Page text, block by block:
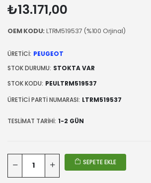
₺13.171,00
OEM KODU:LTRM519537 (%100 Orjinal)
ÜRETICI: PEUGEOT
STOK DURUMU: STOKTA VAR
STOK KODU: PEULTRM519537
ÜRETICI PARTI NUMARASI: LTRM519537
TESLIMAT TARIHI: 1-2 GÜN
SEPETE EKLE